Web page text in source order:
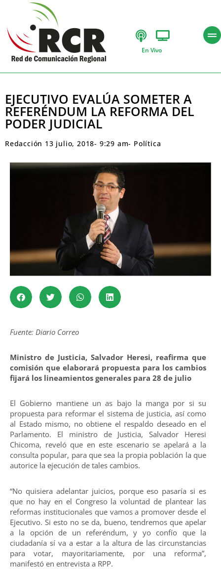
En Vivo
EJECUTIVO EVALÚA SOMETER A
REFERÉNDUM LA REFORMA DEL
PODER JUDICIAL
Redacción 13 julio, 2018- 9:29 am- Política
Fuente: Diario Correo
Ministro de Justicia, Salvador Heresi, reafirma que
comisión que elaborará propuesta para los cambios
fijará los lineamientos generales para 28 de julio
El Gobierno mantiene un as bajo la manga por si su
propuesta para reformar el sistema de justicia, así como
al Estado mismo, no obtiene el respaldo deseado en el
Parlamento. El ministro de Justicia, Salvador Heresi
Chicoma, reveló que en este escenario se apelará a la
consulta popular, para que sea la propia población la que
autorice la ejecución de tales cambios.
“No quisiera adelantar juicios, porque eso pasaría si es
que no hay en el Congreso la voluntad de plantear las
reformas institucionales que vamos a promover desde el
Ejecutivo. Si esto no se da, bueno, tendremos que apelar
a la opción de un referéndum, y yo confío que la
ciudadanía sí va a estar a la altura de las circunstancias
para votar, mayoritariamente, por una reforma”,
manifestó en entrevista a RPP.